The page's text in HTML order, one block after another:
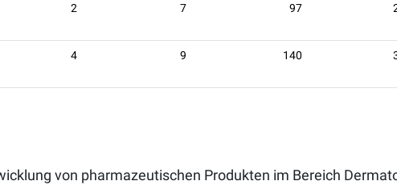
2 7 97
4 9 140
von pharmazeutischen Produkten im Bereich